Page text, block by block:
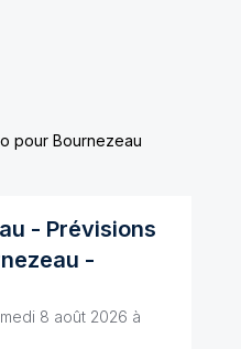
pour Bournezeau
- Prévisions
-
8 août 2026 à